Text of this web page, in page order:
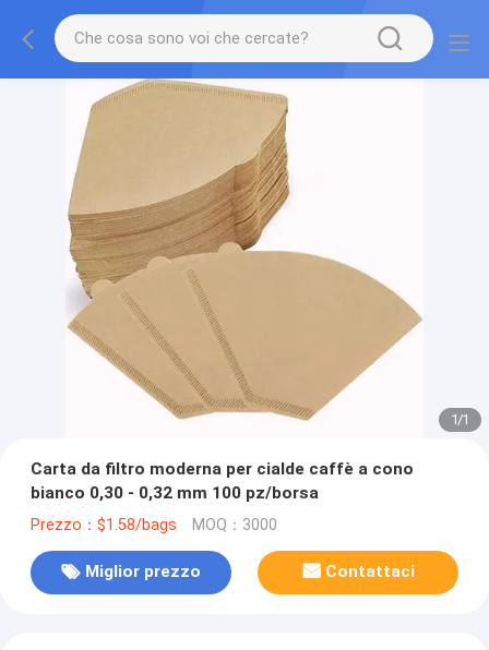
1/1
Carta da filtro moderna per cialde caffè a cono
bianco 0,30 - 0,32 mm 100 pz/borsa
Prezzo：$1.58/bags MOQ：3000
Miglior prezzo Contattaci